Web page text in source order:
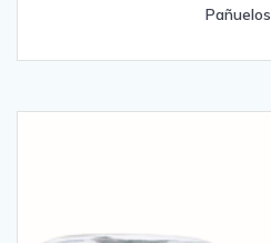
Pañuelos